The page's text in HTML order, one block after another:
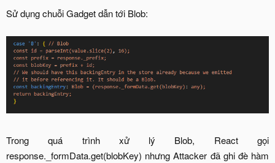
Sử dụng chuỗi Gadget dẫn tới Blob:
Trong quá trình xử lý Blob, React gọi
response._formData.get(blobKey) nhưng Attacker đã ghi đè hàm